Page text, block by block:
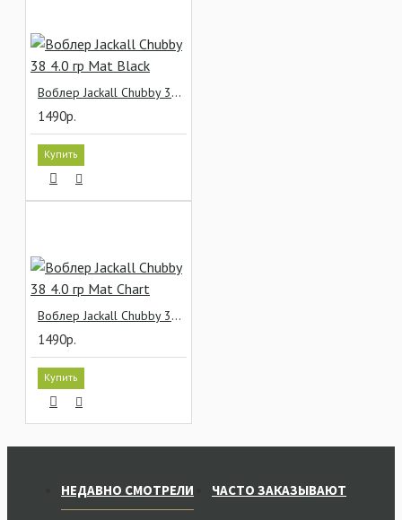
Воблер Jackall Chubby 38 4.0 гр Mat Black
1490р.
Купить
Воблер Jackall Chubby 38 4.0 гр Mat Chart
1490р.
Купить
НЕДАВНО СМОТРЕЛИ ЧАСТО ЗАКАЗЫВАЮТ